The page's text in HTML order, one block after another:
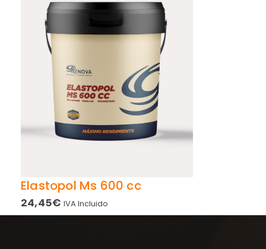
Elastopol Ms 600 cc
24,45€ IVA Incluido